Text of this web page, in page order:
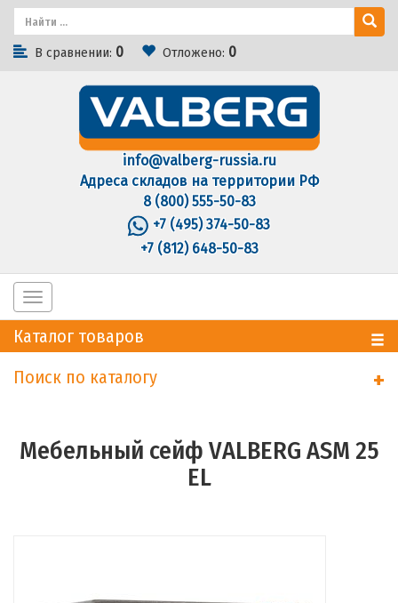
В сравнении: 0 Отложено: 0
info@valberg-russia.ru
Адреса складов на территории РФ
8 (800) 555-50-83
+7 (495) 374-50-83
+7 (812) 648-50-83
Toggle
navigation
Каталог товаров
Поиск по каталогу
+
Мебельный сейф VALBERG ASM 25
EL